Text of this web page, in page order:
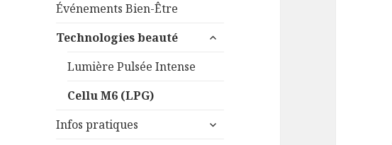
Événements Bien-Être
Technologies beauté
ouvrir
Lumière Pulsée Intense
Cellu M6 (LPG)
Infos pratiques
ouvrir